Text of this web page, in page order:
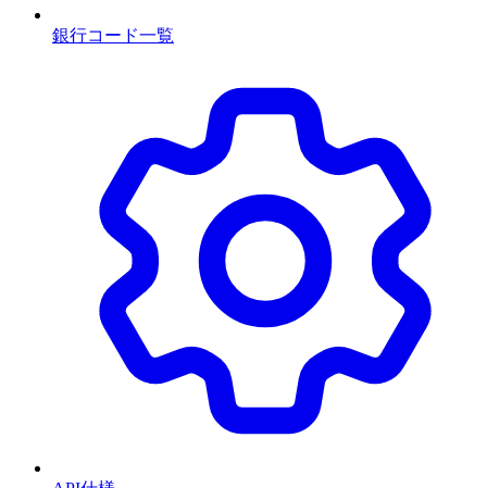
銀行コード一覧